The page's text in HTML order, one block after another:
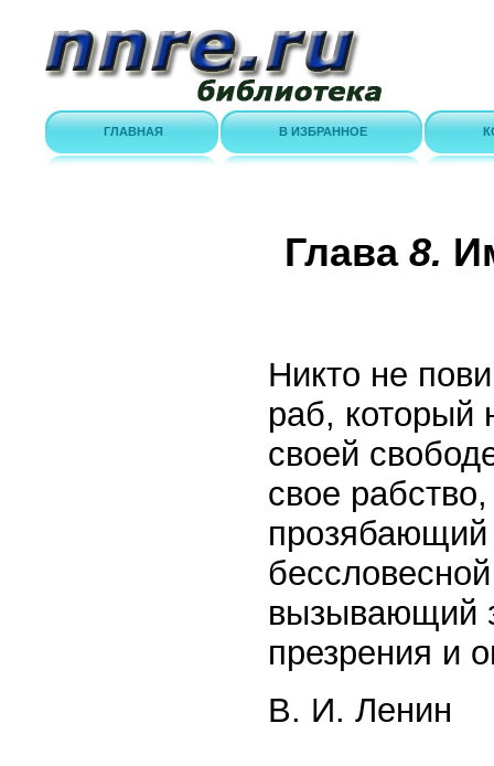
ГЛАВНАЯ В ИЗБРАННОЕ
Глава 8.
Никто не
раб, который
своей
свое
прозябающий
вызывающий
презрения и
В. И. Ленин